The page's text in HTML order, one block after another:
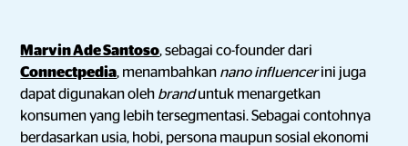
Marvin Ade Santoso, sebagai co-founder dari
Connectpedia, menambahkan nano influencerini juga
dapat digunakan oleh branduntuk menargetkan
konsumen yang lebih tersegmentasi. Sebagai contohnya
berdasarkan usia, hobi, persona maupun sosial ekonomi